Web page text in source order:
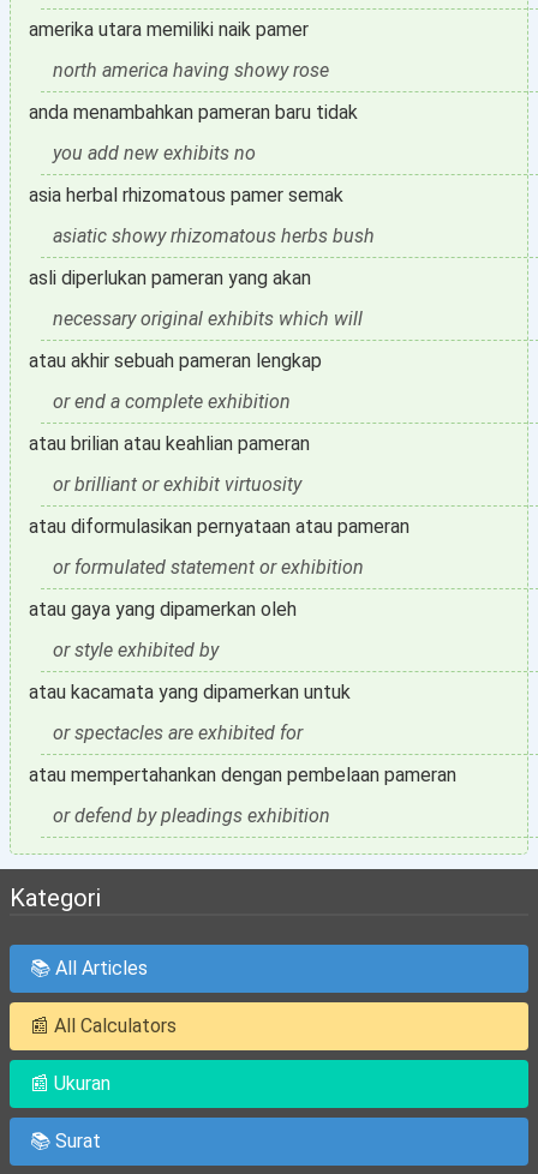
amerika utara memiliki naik pamer
north america having showy rose
anda menambahkan pameran baru tidak
you add new exhibits no
asia herbal rhizomatous pamer semak
asiatic showy rhizomatous herbs bush
asli diperlukan pameran yang akan
necessary original exhibits which will
atau akhir sebuah pameran lengkap
or end a complete exhibition
atau brilian atau keahlian pameran
or brilliant or exhibit virtuosity
atau diformulasikan pernyataan atau pameran
or formulated statement or exhibition
atau gaya yang dipamerkan oleh
or style exhibited by
atau kacamata yang dipamerkan untuk
or spectacles are exhibited for
atau mempertahankan dengan pembelaan pameran
or defend by pleadings exhibition
Kategori
📚 All Articles
📰 All Calculators
📰 Ukuran
📚 Surat